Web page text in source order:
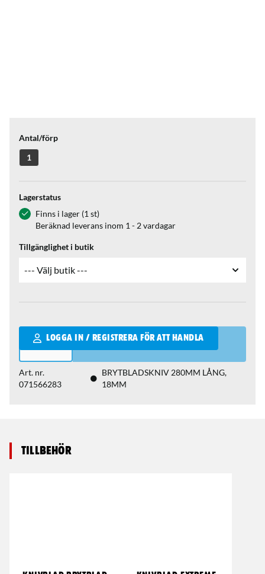
Antal/förp
1
Lagerstatus
Finns i lager (1 st)
Beräknad leverans inom 1 - 2 vardagar
Tillgänglighet i butik
LOGGA IN / REGISTRERA FÖR ATT HANDLA
Qantity
Art. nr.
071566283
BRYTBLADSKNIV 280MM LÅNG,
18MM
Tillbehör